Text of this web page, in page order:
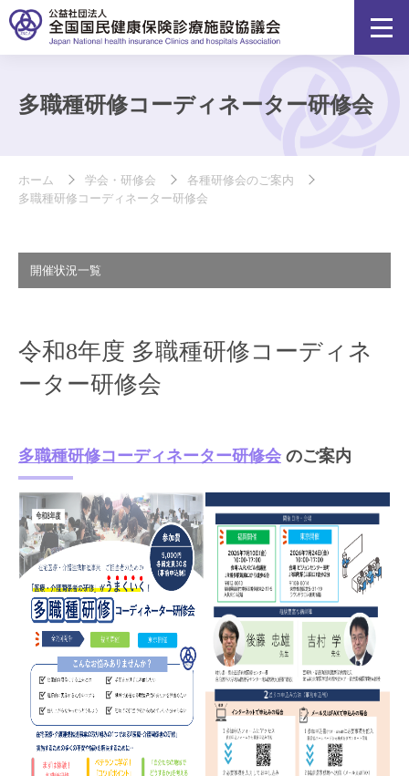
多職種研修コーディネーター研修会
ホーム 学会・研修会
各種研修会のご案内
多職種研修コーディネーター研修会
開催状況一覧
令和8年度 多職種研修コーディネ
ーター研修会
多職種研修コーディネーター研修会 のご案内